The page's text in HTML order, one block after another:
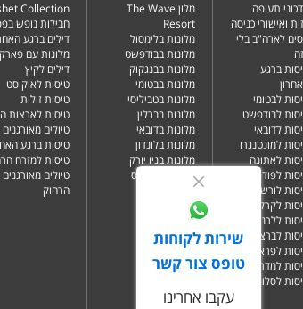
שירות לקוחות
טופס צור קשר
עקבו אחרינו
תעופה
ואישורי כניסה
לארה"ב בלי
ברגע
לבטומי
לבודפשט
לדובאי
למונטנגרו
לאתונה
לפודגוריצה
לורשה
לקרקוב
ללרנקה
לברצלונה
לפראג
למדריד
לסלוניקי
מלון The Wave
Resort
מלונות בלימסול
מלונות בבודפשט
מלונות בבנגקוק
מלונות בבטומי
מלונות בטביליסי
מלונות בברלין
מלונות בדובאי
מלונות בלונדון
מלונות בניו יורק
מלונות בפאפוס
Collection
חבילות נופש
דילים ברגע
מלונות עם
דילים לקיץ
טיסות לאוקוסט
טיסות זולות
טיסות לארצות
טיולים
טיסות ברגע
טיסות למזרח
טיולים
הרחוק